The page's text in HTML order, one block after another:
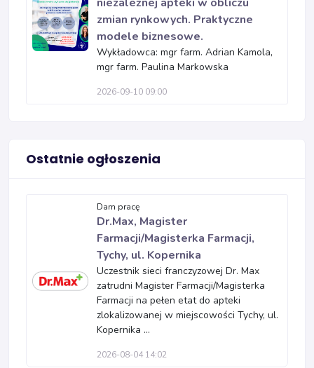
zmian rynkowych. Praktyczne
modele biznesowe.
Wykładowca: mgr farm. Adrian Kamola,
mgr farm. Paulina Markowska
2026-09-10 09:00
Ostatnie ogłoszenia
Dam pracę
Dr.Max, Magister
Farmacji/Magisterka Farmacji,
Tychy, ul. Kopernika
Uczestnik sieci franczyzowej Dr. Max
zatrudni Magister Farmacji/Magisterka
Farmacji na pełen etat do apteki
zlokalizowanej w miejscowości Tychy, ul.
Kopernika ...
2026-08-04 14:02